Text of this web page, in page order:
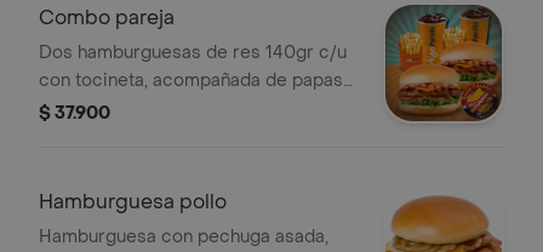
Combo pareja
Dos hamburguesas de res 140gr c/u
con tocineta, acompañada de papas
fritas y dos gaseosas.
$ 37.900
Hamburguesa pollo
Hamburguesa con pechuga asada,